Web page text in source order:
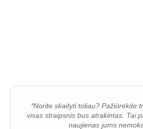
*Norite skaityti toliau? Pažiūrėkite
visas straipsnis bus atrakintas. Tai
naujienas jums